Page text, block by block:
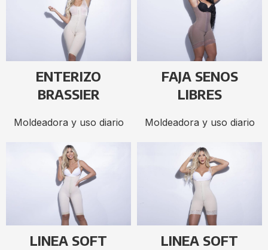
ENTERIZO
BRASSIER
Moldeadora y uso diario
FAJA SENOS
LIBRES
Moldeadora y uso diario
LINEA SOFT LINEA SOFT